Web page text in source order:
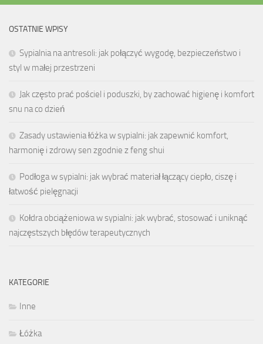
OSTATNIE WPISY
Sypialnia na antresoli: jak połączyć wygodę, bezpieczeństwo i
styl w małej przestrzeni
Jak często prać pościel i poduszki, by zachować higienę i komfort
snu na co dzień
Zasady ustawienia łóżka w sypialni: jak zapewnić komfort,
harmonię i zdrowy sen zgodnie z feng shui
Podłoga w sypialni: jak wybrać materiał łączący ciepło, ciszę i
łatwość pielęgnacji
Kołdra obciążeniowa w sypialni: jak wybrać, stosować i uniknąć
najczęstszych błędów terapeutycznych
KATEGORIE
Inne
Łóżka